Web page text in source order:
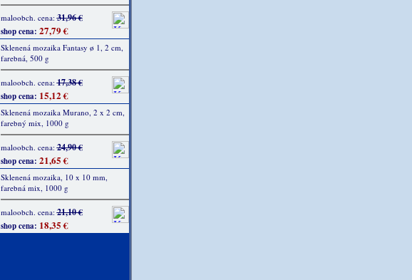
maloobch. cena:31,96 €
shop cena: 27,79 €
Sklenená mozaika Fantasy ø 1, 2 cm,
farebná, 500 g
maloobch. cena:17,38 €
shop cena: 15,12 €
Sklenená mozaika Murano, 2 x 2 cm,
farebný mix, 1000 g
maloobch. cena:24,90 €
shop cena: 21,65 €
Sklenená mozaika, 10 x 10 mm,
farebná mix, 1000 g
maloobch. cena:21,10 €
shop cena: 18,35 €